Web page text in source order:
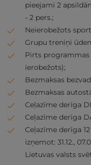
pieejami 2
- 2 pers.;
Neierobežots
Grupu treniņi
Pirts
ierobežots);
Bezmaksas
Bezmaksas
Ceļazīme derīga
Ceļazīme derīga
Ceļazīme derīga
izņemot: 31.12.,
Lietuvas valsts